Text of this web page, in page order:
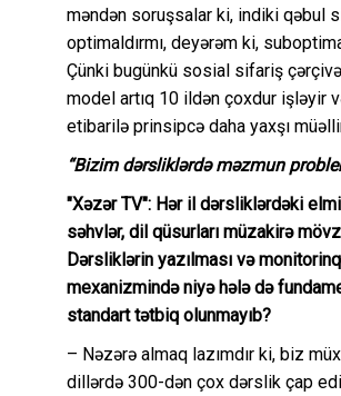
məndən soruşsalar ki, indiki qəbul
optimaldırmı, deyərəm ki,
Çünki bugünkü sosial sifariş
model artıq 10 ildən çoxdur işləyir
etibarilə prinsipcə daha yaxşı
“Bizim dərsliklərdə məzmun
"Xəzər TV": Hər il dərsliklərdəki
səhvlər, dil qüsurları müzakirə
Dərsliklərin yazılması və
mexanizmində niyə hələ də
standart tətbiq olunmayıb?
– Nəzərə almaq lazımdır ki, biz
dillərdə 300-dən çox dərslik çap